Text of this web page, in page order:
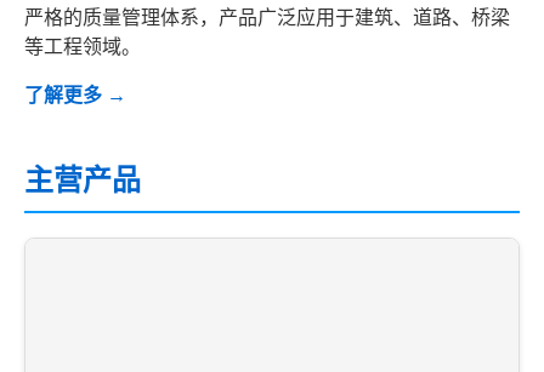
严格的质量管理体系，产品广泛应用于建筑、道路、桥梁
等工程领域。
了解更多 →
主营产品